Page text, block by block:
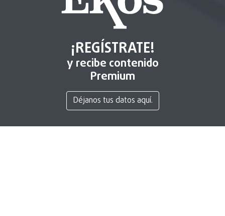
¡REGÍSTRATE!
y recibe contenido
Premium
Déjanos tus datos aquí.